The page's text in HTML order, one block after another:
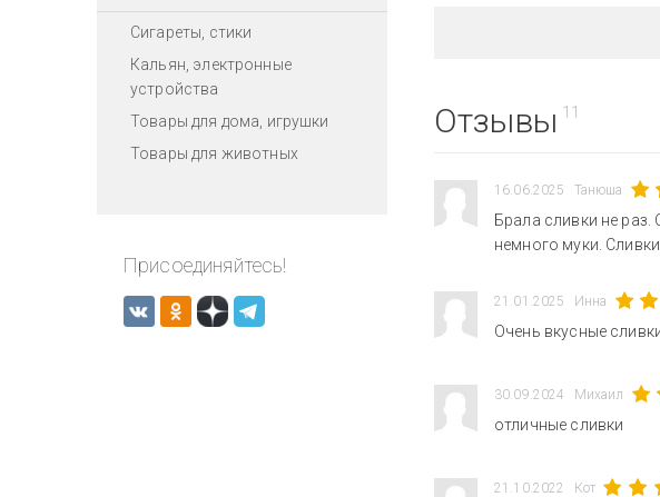
Сигареты, стики
Кальян, электронные
устройства
Товары для дома, игрушки
Товары для животных
Присоединяйтесь!
Отзывы 11
16.06.2025 Танюша
Брала сливки не раз.
немного муки.
21.01.2025 Инна
Очень вкусные
30.09.2024 Михаил
отличные сливки
21.10.2022 Кот